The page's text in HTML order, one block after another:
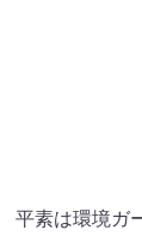
平素は環境ガ